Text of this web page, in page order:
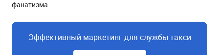
фанатизма.
Эффективный маркетинг для службы такси